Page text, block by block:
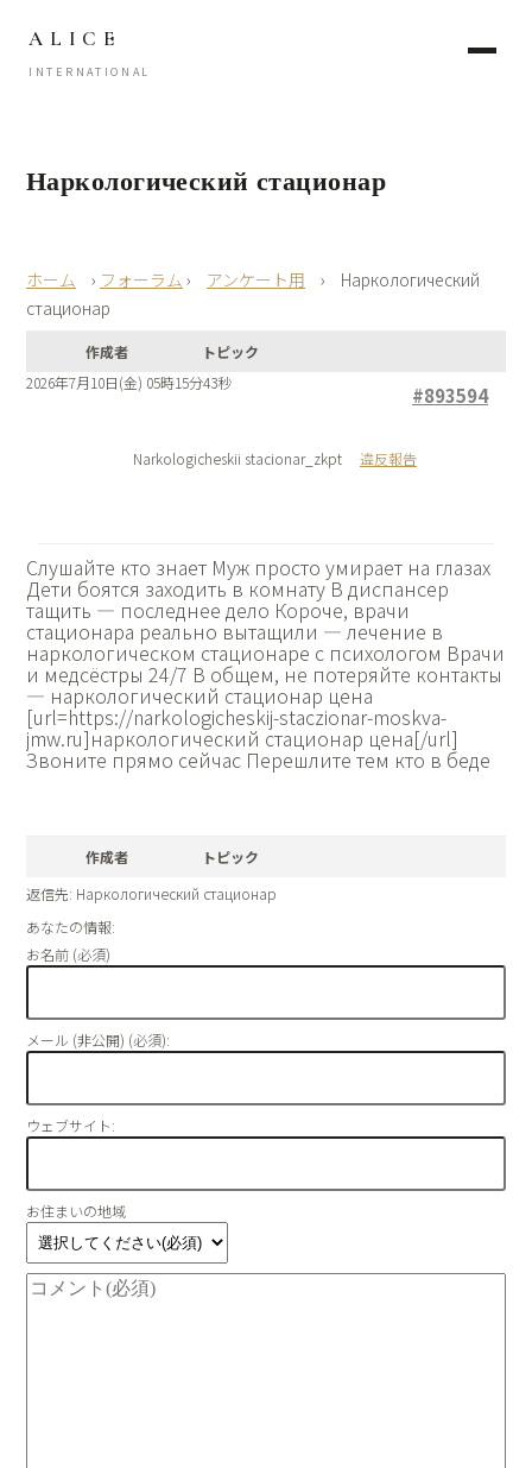
ALICE
INTERNATIONAL
Наркологический стационар
› フォーラム › アンケート用 ›
Наркологический
стационар
作成者
トピック
2026年7月10日(金) 05時15分43秒
#893594
Narkologicheskii stacionar_zkpt 違反報告
Слушайте кто знает Муж просто умирает на глазах
Дети боятся заходить в комнату В диспансер
тащить — последнее дело Короче, врачи
стационара реально вытащили — лечение в
наркологическом стационаре с психологом Врачи
и медсёстры 24/7 В общем, не потеряйте контакты
— наркологический стационар цена
[url=https://narkologicheskij-staczionar-moskva-
jmw.ru]наркологический стационар цена[/url]
Звоните прямо сейчас Перешлите тем кто в беде
作成者
トピック
返信先: Наркологический стационар
あなたの情報:
お名前 (必須)
メール (非公開) (必須):
ウェブサイト:
お住まいの地域